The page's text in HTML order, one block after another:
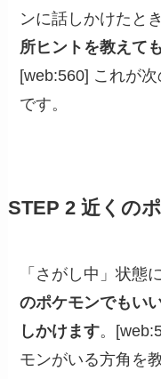
ンに話しかけたと
所ヒントを教えて
[web:560] これが
です。
STEP 2 近くの
「さがし中」状態
のポケモンでもい
しかけます。
モンがいる方角を